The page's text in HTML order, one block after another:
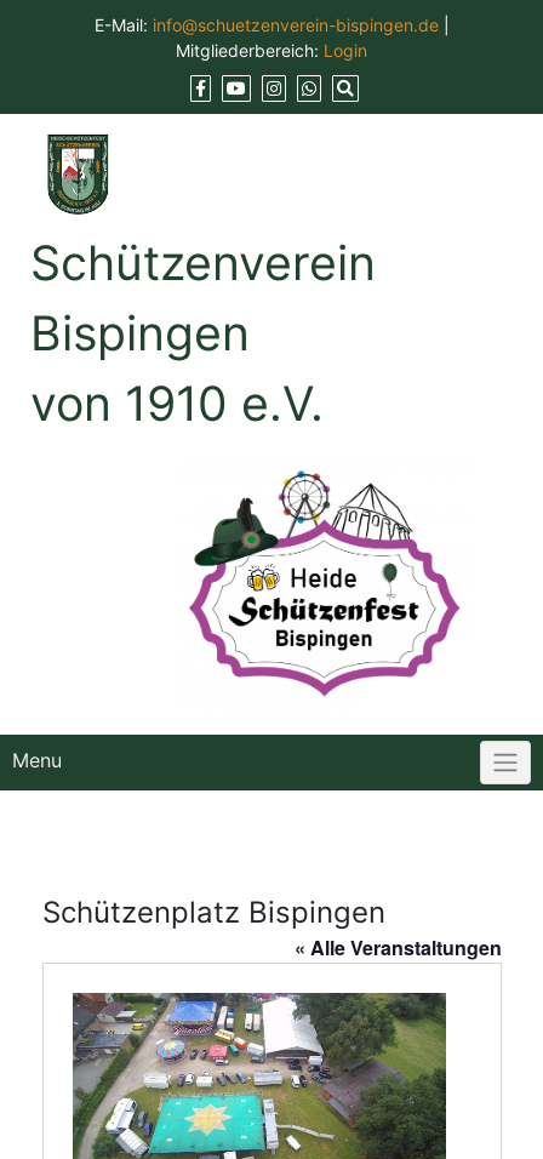
E-Mail: info@schuetzenverein-bispingen.de|
Mitgliederbereich: Login
Schützenverein
Bispingen
von 1910 e.V.
Menu
Schützenplatz Bispingen
« Alle Veranstaltungen